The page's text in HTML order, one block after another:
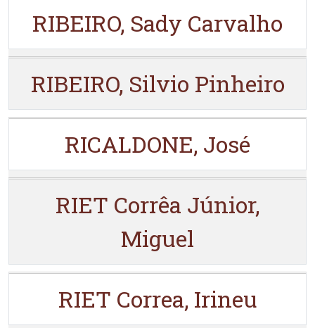
RIBEIRO, Sady Carvalho
RIBEIRO, Silvio Pinheiro
RICALDONE, José
RIET Corrêa Júnior,
Miguel
RIET Correa, Irineu